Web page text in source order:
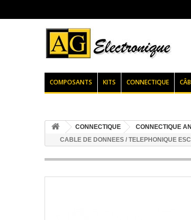
COMPOSANTS KITS CONNECTIQUE
CONNECTIQUE CONNECTIQUE
CABLE DE DONNEES / TELEPHONIQUE